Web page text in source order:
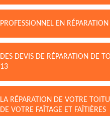
PROFESSIONNEL EN
DES DEVIS DE RÉPARATION DE
13
LA RÉPARATION DE VOTRE
DE VOTRE FAÎTAGE ET FAÎTIÈRES